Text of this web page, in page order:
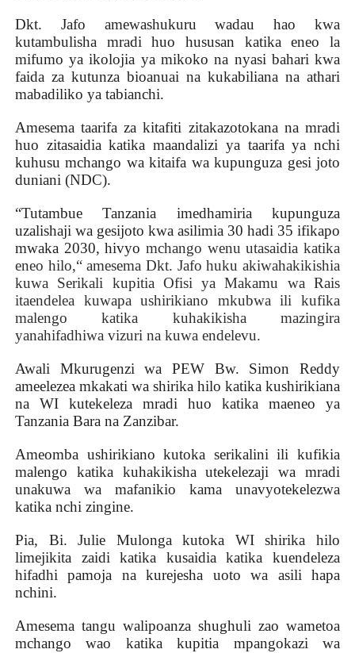
Dkt. Jafo amewashukuru wadau hao kwa
kutambulisha mradi huo hususan katika eneo la
mifumo ya ikolojia ya mikoko na nyasi bahari kwa
faida za kutunza bioanuai na kukabiliana na athari
mabadiliko ya tabianchi.
Amesema taarifa za kitafiti zitakazotokana na mradi
huo zitasaidia katika maandalizi ya taarifa ya nchi
kuhusu mchango wa kitaifa wa kupunguza gesi joto
duniani (NDC).
“Tutambue Tanzania imedhamiria kupunguza
uzalishaji wa gesijoto kwa asilimia 30 hadi 35 ifikapo
mwaka 2030, hivyo mchango wenu utasaidia katika
eneo hilo,“ amesema Dkt. Jafo huku akiwahakikishia
kuwa Serikali kupitia Ofisi ya Makamu wa Rais
itaendelea kuwapa ushirikiano mkubwa ili kufika
malengo katika kuhakikisha mazingira
yanahifadhiwa vizuri na kuwa endelevu.
Awali Mkurugenzi wa PEW Bw. Simon Reddy
ameelezea mkakati wa shirika hilo katika kushirikiana
na WI kutekeleza mradi huo katika maeneo ya
Tanzania Bara na Zanzibar.
Ameomba ushirikiano kutoka serikalini ili kufikia
malengo katika kuhakikisha utekelezaji wa mradi
unakuwa wa mafanikio kama unavyotekelezwa
katika nchi zingine.
Pia, Bi. Julie Mulonga kutoka WI shirika hilo
limejikita zaidi katika kusaidia katika kuendeleza
hifadhi pamoja na kurejesha uoto wa asili hapa
nchini.
Amesema tangu walipoanza shughuli zao wametoa
mchango wao katika kupitia mpangokazi wa